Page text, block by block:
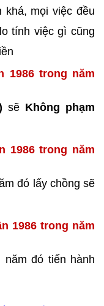
khá, mọi việc đều
tính việc gì cũng
1986 trong năm
sẽ Không phạm
1986 trong năm
đó lấy chồng sẽ
1986 trong năm
năm đó tiến hành